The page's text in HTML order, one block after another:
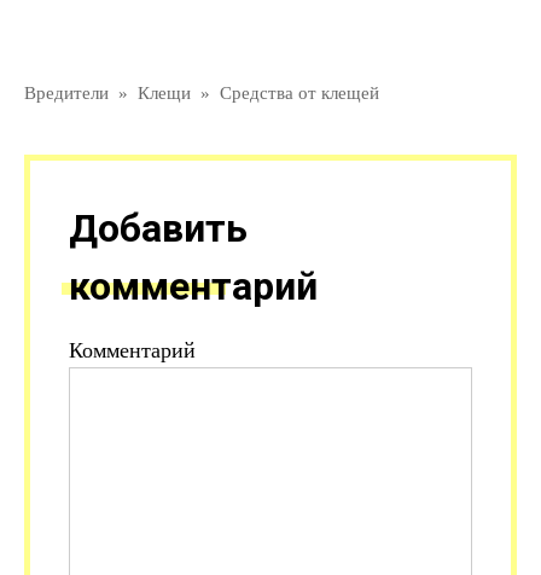
Вредители » Клещи » Средства от клещей
Добавить
комментарий
Комментарий